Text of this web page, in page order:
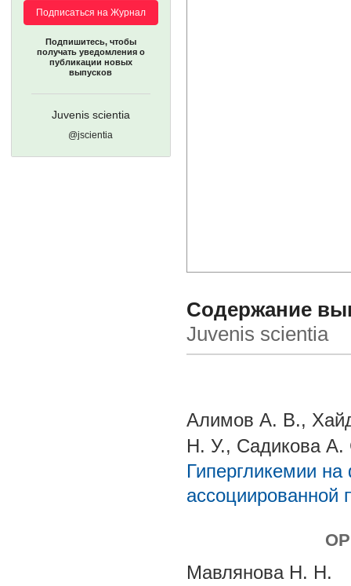
Подписаться на Журнал
Подпишитесь, чтобы
получать уведомления о
публикации новых
выпусков
Juvenis scientia
@jscientia
Содержание
Juvenis scientia
Алимов А. В.,
Н. У., Садикова
Гипергликемии
ассоциированной
Мавлянова Н. Н.